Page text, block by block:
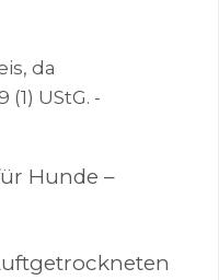
da
UStG. -
Hunde –